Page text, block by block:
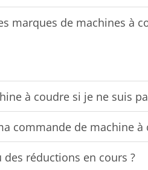
marques de machines à
à coudre si je ne suis
commande de machine à
réductions en cours ?